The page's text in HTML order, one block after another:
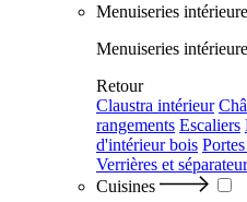
Menuiseries
Menuiseries
Retour
Claustra intérieur
rangements Escaliers
d'intérieur bois
Verrières et
Cuisines